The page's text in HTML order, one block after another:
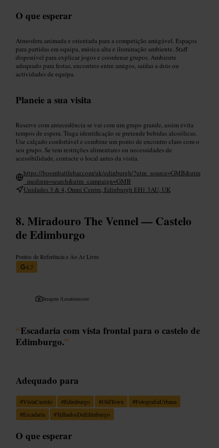
O que esperar
Atmosfera animada e orientada para a competição amigável. Espaços
para partidas em equipa, música alta e iluminação ambiente. Staff
disponível para explicar jogos e coordenar grupos. Ambiente
adequado para festas, encontros entre amigos, saídas a dois ou
actividades de equipa.
Planeie a sua visita
Reserve com antecedência se vai com um grupo grande, assim evita
tempos de espera. Traga identificação se pretende bebidas alcoólicas.
Use calçado confortável e combine um ponto de encontro claro com o
seu grupo. Se tem restrições alimentares ou necessidades de
acessibilidade, contacte o local antes da visita.
https://boombattlebar.com/uk/edinburgh/?utm_source=GMB&utm
_medium=search&utm_campaign=GMB
Unidades 3 & 4, Omni Centre, Edinburgh EH1 3AU, UK
Miradouro The Vennel — Castelo
de Edimburgo
Pontos de Referência e Ao Ar Livre
4,7
Imagem /Locationscout
“Escadaria com vista frontal para o castelo de
Edimburgo.”
Adequado para
#VistaCastelo #Edimburgo #OldTown #FotografiaUrbana
#Escadaria #TelhadosDeEdimburgo
O que esperar